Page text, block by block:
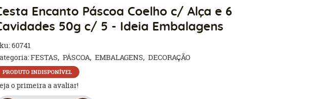
Encanto Páscoa Coelho c/ Alça e 6
50g c/ 5 - Ideia Embalagens
60741
FESTAS PÁSCOA EMBALAGENS DECORAÇÃO
PRODUTO INDISPONÍVEL
o primeira a avaliar!